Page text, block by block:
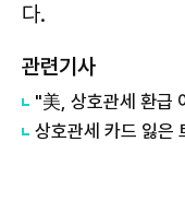
다.
관련기사